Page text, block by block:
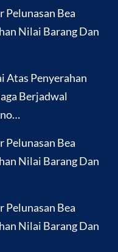
Pelunasan Bea
Nilai Barang Dan
Atas Penyerahan
Berjadwal
Pelunasan Bea
Nilai Barang Dan
Pelunasan Bea
Nilai Barang Dan